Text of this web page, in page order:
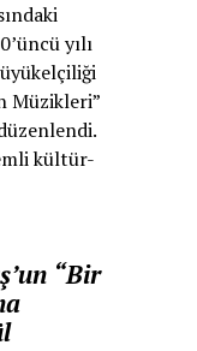
yılı
Müzikleri”
kültür-
“Bir